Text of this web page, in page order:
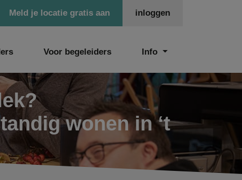
inloggen
Meld je locatie gratis aan
Voor begeleiders Info
wonen in ‘t